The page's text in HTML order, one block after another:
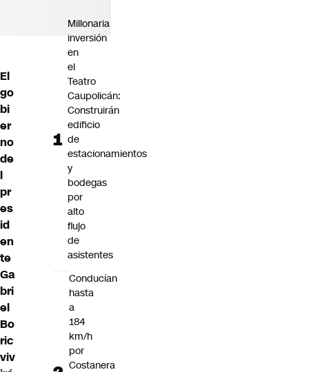
El
go
bi
er
no
de
l
pr
es
id
en
te
Ga
bri
el
Bo
ric
viv
Millonaria
inversión
en
el
Teatro
Caupolicán:
Construirán
edificio
de
estacionamientos
y
bodegas
por
alto
flujo
de
asistentes
Conducían
hasta
a
184
km/h
por
Costanera